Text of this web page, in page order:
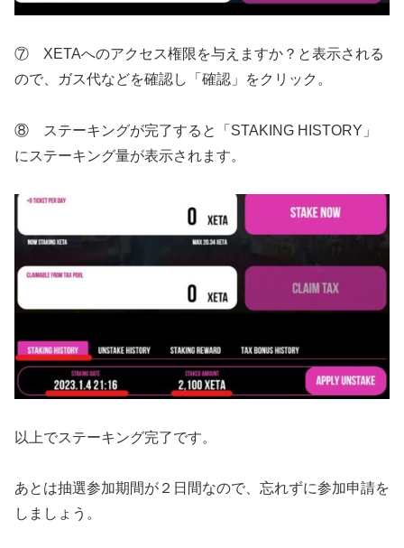
⑦ XETAへのアクセス権限を与えますか？と表示される
ので、ガス代などを確認し「確認」をクリック。
⑧ ステーキングが完了すると「STAKING HISTORY」
にステーキング量が表示されます。
以上でステーキング完了です。
あとは抽選参加期間が２日間なので、忘れずに参加申請を
しましょう。